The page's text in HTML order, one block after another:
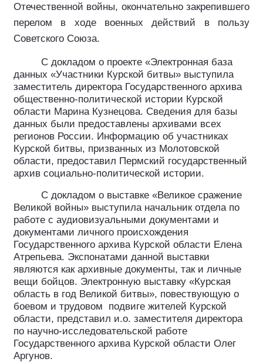
Отечественной войны, окончательно закрепившего
перелом в ходе военных действий в пользу
Советского Союза.
С докладом о проекте«Электронная база
данных «Участники Курской битвы» выступила
заместитель директора Государственного архива
общественно-политической истории Курской
области Марина Кузнецова. Сведения для базы
данных были предоставлены архивами всех
регионов России. Информацию об участниках
Курской битвы, призванных из Молотовской
области, предоставил Пермский государственный
архив социально-политической истории.
С докладом о выставке«Великое сражение
Великой войны» выступила начальник отдела по
работе с аудиовизуальными документами и
документами личного происхождения
Государственного архива Курской области Елена
Атрепьева. Экспонатами данной выставки
являются как архивные документы, так и личные
вещи бойцов. Электронную выставку «Курская
область в год Великой битвы», повествующую о
боевом и трудовом подвиге жителей Курской
области, представил и.о. заместителя директора
по научно-исследовательской работе
Государственного архива Курской области Олег
Аргунов.